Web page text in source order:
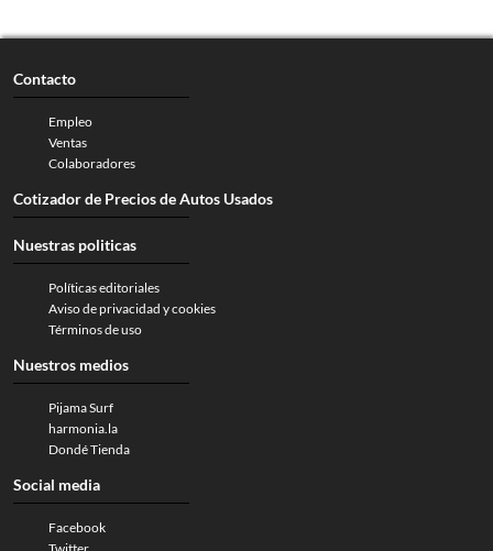
Contacto
Empleo
Ventas
Colaboradores
Cotizador de Precios de Autos Usados
Nuestras politicas
Políticas editoriales
Aviso de privacidad y cookies
Términos de uso
Nuestros medios
Pijama Surf
harmonia.la
Dondé Tienda
Social media
Facebook